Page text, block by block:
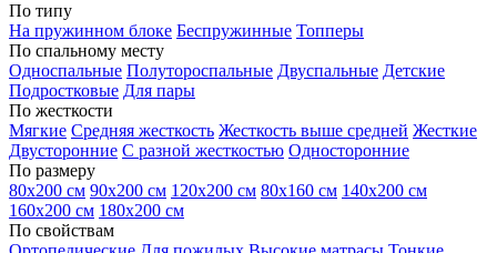
По типу
На пружинном блоке Беспружинные Топперы
По спальному месту
Односпальные Полутороспальные Двуспальные Детские
Подростковые Для пары
По жесткости
Мягкие Средняя жесткость Жесткость выше средней Жесткие
Двусторонние С разной жесткостью Односторонние
По размеру
80х200 см 90х200 см 120х200 см 80х160 см 140х200 см
160х200 см 180х200 см
По свойствам